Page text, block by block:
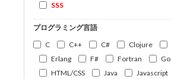
SSS
プログラミング言語
C
C++ C# Clojure
Erlang
F# Fortran Go
HTML/CSS
Java Javascript